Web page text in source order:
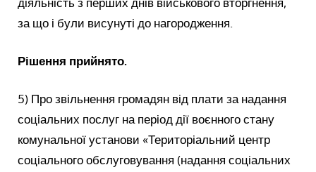
за що і були висунуті до нагородження.
Рішення прийнято.
5) Про звільнення громадян від плати за надання
соціальних послуг на період дії воєнного стану
комунальної установи «Територіальний центр
соціального обслуговування (надання соціальних